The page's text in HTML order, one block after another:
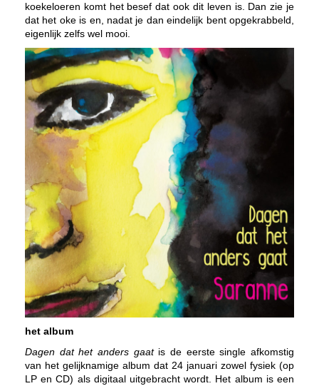
koekeloeren komt het besef dat ook dit leven is. Dan zie je
dat het oke is en, nadat je dan eindelijk bent opgekrabbeld,
eigenlijk zelfs wel mooi.
het album
Dagen dat het anders gaatis de eerste single afkomstig
van het gelijknamige album dat 24 januari zowel fysiek (op
LP en CD) als digitaal uitgebracht wordt. Het album is een